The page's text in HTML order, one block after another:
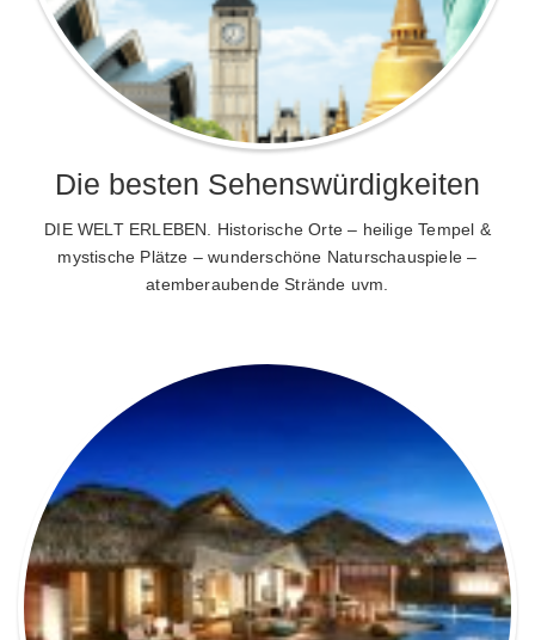
Die besten Sehenswürdigkeiten
DIE WELT ERLEBEN. Historische Orte – heilige Tempel &
mystische Plätze – wunderschöne Naturschauspiele –
atemberaubende Strände uvm.